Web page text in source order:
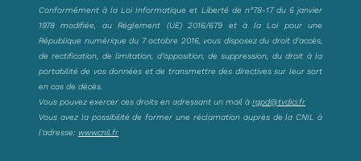
Conformément à la Loi Informatique et Liberté de n°78-17 du 6 janvier
1978 modifiée, au Règlement (UE) 2016/679 et à la Loi pour une
République numérique du 7 octobre 2016, vous disposez du droit d’accès,
de rectification, de limitation, d’opposition, de suppression, du droit à la
portabilité de vos données et de transmettre des directives sur leur sort
en cas de décès.
Vous pouvez exercer ces droits en adressant un mail à rgpd@tvdici.fr
Vous avez la possibilité de former une réclamation auprès de la CNIL à
l’adresse: www.cnil.fr